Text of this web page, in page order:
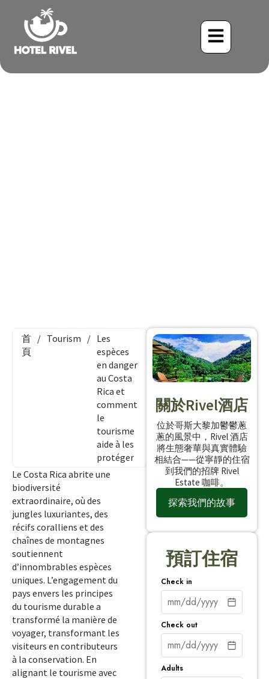
首
頁
/ Tourism / Les
espèces
en danger
au Costa
Rica et
comment
le
tourisme
aide à les
protéger
Le Costa Rica abrite une
biodiversité
extraordinaire, où des
jungles luxuriantes, des
récifs coralliens et des
chaînes de montagnes
soutiennent
d’innombrables espèces
uniques. L’engagement du
pays envers les principes
du tourisme durable a
transformé la manière de
voyager, transformant les
visiteurs en contributeurs
à la conservation. En
alignant le tourisme avec
關於Rivel酒店
位於哥斯大黎加鬱鬱蔥
蔥的風景中，Rivel 酒店
將生態奢華與真實體驗
相結合——從寧靜的住宿
到我們的招牌 Rivel
Estate 咖啡。
探索我們的故事
預訂住宿
Check in
Check out
Adults